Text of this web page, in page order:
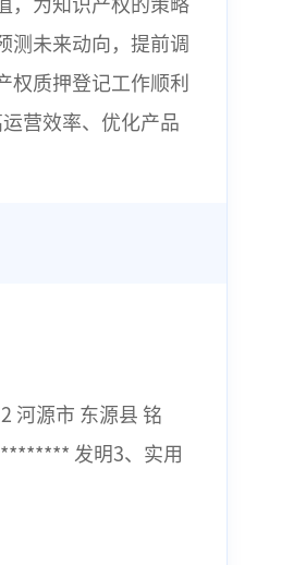
，为知识产权的策略
测未来动向，提前调
权质押登记工作顺利
营效率、优化产品
河源市 东源县 铭
发明3、实用